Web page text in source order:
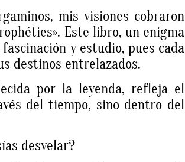
mis visiones cobraron
Este libro, un enigma
y estudio, pues cada
destinos entrelazados.
por la leyenda, refleja el
del tiempo, sino dentro del
desvelar?